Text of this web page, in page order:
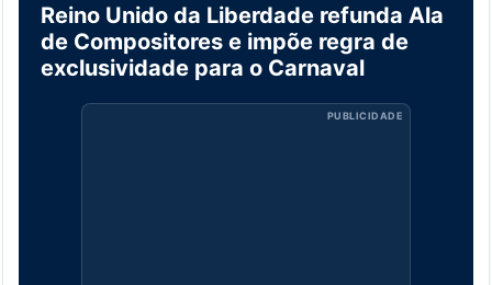
Reino Unido da Liberdade refunda Ala
de Compositores e impõe regra de
exclusividade para o Carnaval
PUBLICIDADE